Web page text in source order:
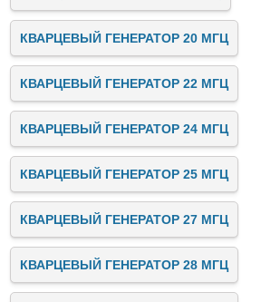
КВАРЦЕВЫЙ ГЕНЕРАТОР 20 МГЦ
КВАРЦЕВЫЙ ГЕНЕРАТОР 22 МГЦ
КВАРЦЕВЫЙ ГЕНЕРАТОР 24 МГЦ
КВАРЦЕВЫЙ ГЕНЕРАТОР 25 МГЦ
КВАРЦЕВЫЙ ГЕНЕРАТОР 27 МГЦ
КВАРЦЕВЫЙ ГЕНЕРАТОР 28 МГЦ